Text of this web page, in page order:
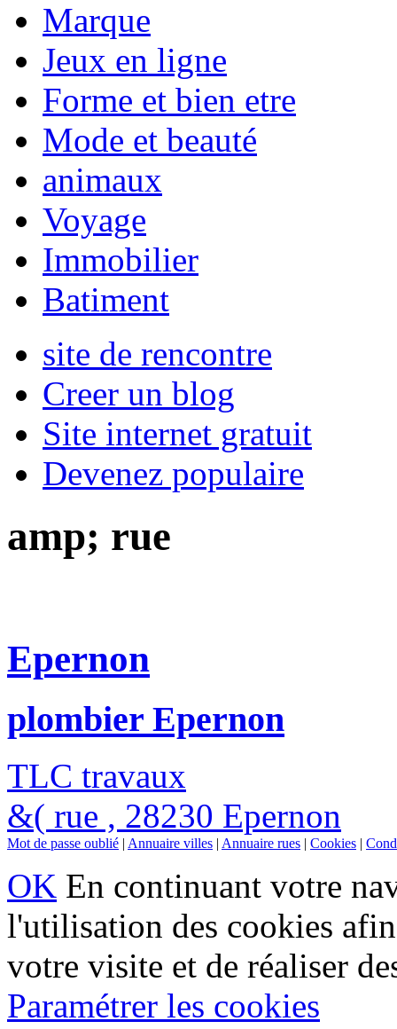
Marque
Jeux en ligne
Forme et bien etre
Mode et beauté
animaux
Voyage
Immobilier
Batiment
site de rencontre
Creer un blog
Site internet gratuit
Devenez populaire
amp; rue
Epernon
plombier Epernon
TLC travaux
&( rue , 28230 Epernon
Mot de passe oublié | Annuaire villes | Annuaire rues | Cookies |
OK En continuant votre
l'utilisation des cookies
votre visite et de réaliser
Paramétrer les cookies